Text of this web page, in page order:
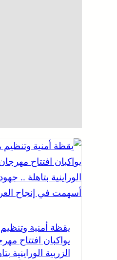
يقظة أمنية
يواكبان افتتاح
الزربية الوراينية